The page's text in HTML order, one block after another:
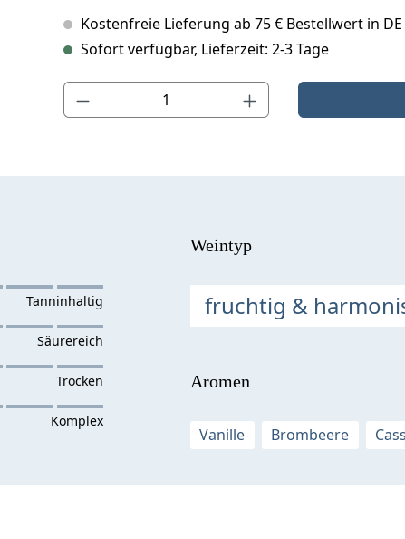
Kostenfreie Lieferung ab 75 € Bestellwert in DE
Sofort verfügbar, Lieferzeit: 2-3 Tage
Produkt Anzahl: Gib den gewünschten Wert ein oder
Weintyp
fruchtig &
Aromen
Vanille Brombeere